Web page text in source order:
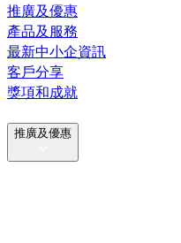
推廣及優惠
產品及服務
最新中小企資訊
客戶分享
獎項和成就
推廣及優惠